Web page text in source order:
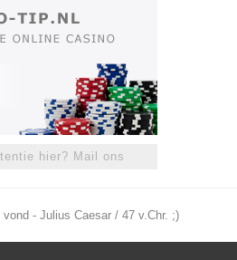
hier? Mail ons
- Julius Caesar / 47 v.Chr. ;)